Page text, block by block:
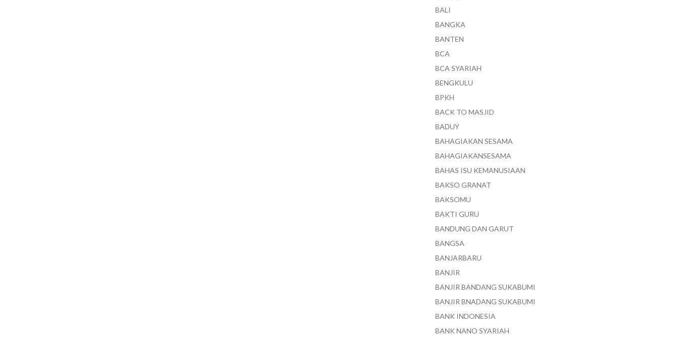
BALI
BANGKA
BANTEN
BCA
BCA SYARIAH
BENGKULU
BPKH
BACK TO MASJID
BADUY
BAHAGIAKAN SESAMA
BAHAGIAKANSESAMA
BAHAS ISU KEMANUSIAAN
BAKSO GRANAT
BAKSOMU
BAKTI GURU
BANDUNG DAN GARUT
BANGSA
BANJARBARU
BANJIR
BANJIR BANDANG SUKABUMI
BANJIR BNADANG SUKABUMI
BANK INDONESIA
BANK NANO SYARIAH